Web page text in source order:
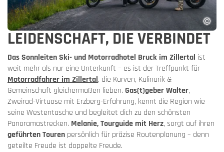
LEIDENSCHAFT, DIE VERBINDET
Das Sonnleiten Ski- und Motorradhotel Bruck im Zillertal ist
weit mehr als nur eine Unterkunft – es ist der Treffpunkt für
Motorradfahrer im Zillertal, die Kurven, Kulinarik &
Gemeinschaft gleichermaßen lieben. Gas(t)geber Walter,
Zweirad-Virtuose mit Erzberg-Erfahrung, kennt die Region wie
seine Westentasche und begleitet dich zu den schönsten
Panoramastrecken. Melanie, Tourguide mit Herz, sorgt auf ihren
geführten Touren persönlich für präzise Routenplanung – denn
geteilte Freude ist doppelte Freude.